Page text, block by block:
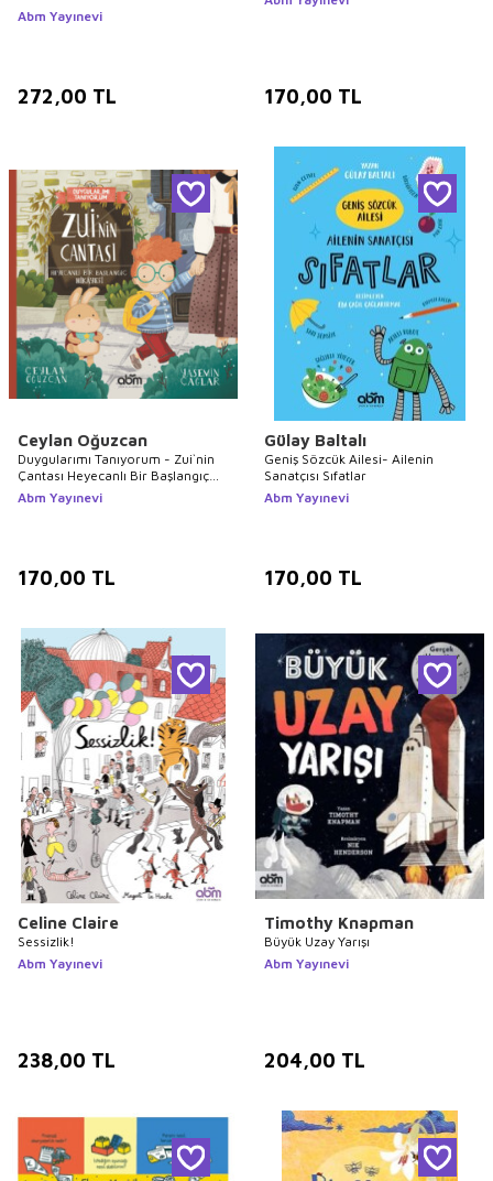
Abm Yayınevi
272,00 TL 170,00 TL
Ceylan Oğuzcan
Duygularımı Tanıyorum - Zui`nin
Çantası Heyecanlı Bir Başlangıç
Hikayesi
Abm Yayınevi
170,00 TL
Gülay Baltalı
Geniş Sözcük Ailesi- Ailenin
Sanatçısı Sıfatlar
Abm Yayınevi
170,00 TL
Celine Claire
Sessizlik!
Abm Yayınevi
238,00 TL
Timothy Knapman
Büyük Uzay Yarışı
Abm Yayınevi
204,00 TL